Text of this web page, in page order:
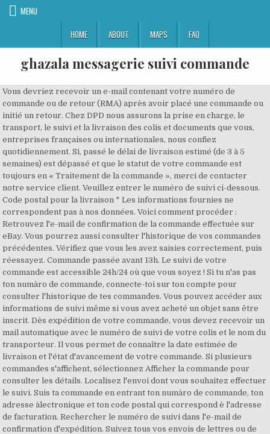
MENU
HOME
ABOUT MAPS FAQ
ghazala messagerie suivi commande
Vous devriez recevoir un e-mail contenant votre numéro de
commande ou de retour (RMA) après avoir placé une commande ou
initié un retour. Chez DPD nous assurons la prise en charge, le
transport, le suivi et la livraison des colis et documents que vous,
entreprises françaises ou internationales, nous confiez
quotidiennement. Si, passé le délai de livraison estimé (de 3 à 5
semaines) est dépassé et que le statut de votre commande est
toujours en « Traitement de la commande », merci de contacter
notre service client. Veuillez entrer le numéro de suivi ci-dessous.
Code postal pour la livraison * Les informations fournies ne
correspondent pas à nos données. Voici comment procéder :
Retrouvez l'e-mail de confirmation de la commande effectuée sur
eBay. Vous pourrez aussi consulter l'historique de vos commandes
précédentes. Vérifiez que vous les avez saisies correctement, puis
réessayez. Commande passée avant 13h. Le suivi de votre
commande est accessible 24h/24 où que vous soyez ! Si tu n'as pas
ton numàro de commande, connecte-toi sur ton compte pour
consulter l'historique de tes commandes. Vous pouvez accéder aux
informations de suivi même si vous avez acheté un objet sans être
inscrit. Dès expédition de votre commande, vous devez recevoir un
mail automatique avec le numéro de suivi de votre colis et le nom du
transporteur. Il vous permet de connaître la date estimée de
livraison et l'état d'avancement de votre commande. Si plusieurs
commandes s'affichent, sélectionnez Afficher la commande pour
consulter les détails. Localisez l'envoi dont vous souhaitez effectuer
le suivi. Suis ta commande en entrant ton numàro de commande, ton
adresse àlectronique et ton code postal qui correspond è l'adresse
de facturation. Rechercher le numéro de suivi dans l'e-mail de
confirmation d'expédition. Suivez tous vos envois de lettres ou de